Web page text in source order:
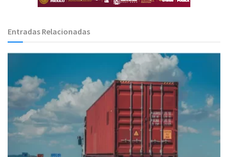
Entradas Relacionadas